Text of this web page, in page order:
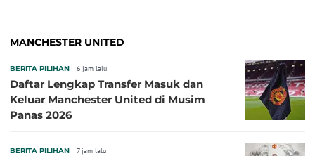
MANCHESTER UNITED
BERITA PILIHAN 6 jam lalu
Daftar Lengkap Transfer Masuk dan
Keluar Manchester United di Musim
Panas 2026
BERITA PILIHAN 7 jam lalu